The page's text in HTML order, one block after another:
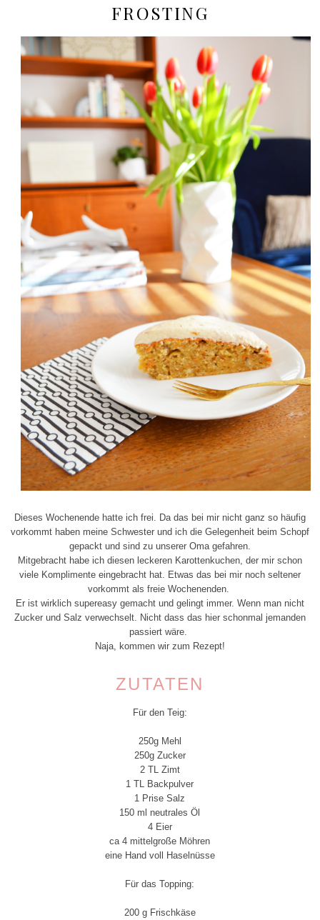
FROSTING
Dieses Wochenende hatte ich frei. Da das bei mir nicht ganz so häufig
vorkommt haben meine Schwester und ich die Gelegenheit beim Schopf
gepackt und sind zu unserer Oma gefahren.
Mitgebracht habe ich diesen leckeren Karottenkuchen, der mir schon
viele Komplimente eingebracht hat. Etwas das bei mir noch seltener
vorkommt als freie Wochenenden.
Er ist wirklich supereasy gemacht und gelingt immer. Wenn man nicht
Zucker und Salz verwechselt. Nicht dass das hier schonmal jemanden
passiert wäre.
Naja, kommen wir zum Rezept!
ZUTATEN
Für den Teig:
250g Mehl
250g Zucker
2 TL Zimt
1 TL Backpulver
1 Prise Salz
150 ml neutrales Öl
4 Eier
ca 4 mittelgroße Möhren
eine Hand voll Haselnüsse
Für das Topping:
200 g Frischkäse